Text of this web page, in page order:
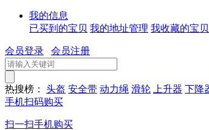
我的信息
已买到的宝贝 我的地址管理 我收藏的宝贝
会员登录 会员注册
热搜榜： 头盔 安全带 动力绳 滑轮 上升器 下降
手机扫码购买
扫一扫手机购买